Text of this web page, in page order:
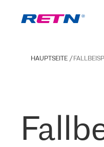
HAUPTSEITE